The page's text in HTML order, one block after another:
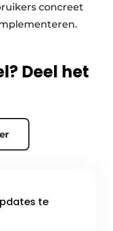
concreet
Deel het
te